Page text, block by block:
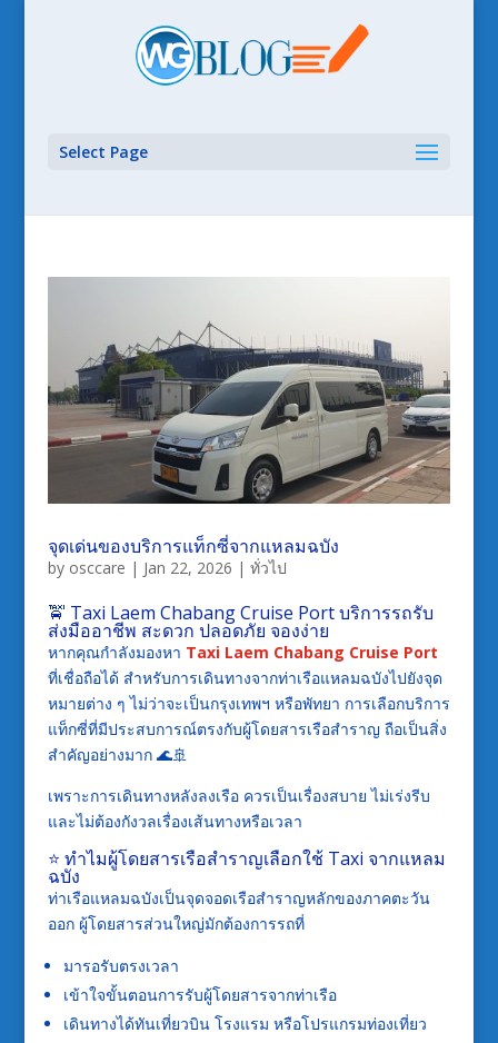
Select Page
จุดเด่นของบริการแท็กซี่จากแหลมฉบัง
by osccare | Jan 22, 2026 | ทั่วไป
🚖 Taxi Laem Chabang Cruise Port บริการรถรับ
ส่งมืออาชีพ สะดวก ปลอดภัย จองง่าย
หากคุณกำลังมองหา Taxi Laem Chabang Cruise Port
ที่เชื่อถือได้ สำหรับการเดินทางจากท่าเรือแหลมฉบังไปยังจุด
หมายต่าง ๆ ไม่ว่าจะเป็นกรุงเทพฯ หรือพัทยา การเลือกบริการ
แท็กซี่ที่มีประสบการณ์ตรงกับผู้โดยสารเรือสำราญ ถือเป็นสิ่ง
สำคัญอย่างมาก 🌊🚢
เพราะการเดินทางหลังลงเรือ ควรเป็นเรื่องสบาย ไม่เร่งรีบ
และไม่ต้องกังวลเรื่องเส้นทางหรือเวลา
⭐ ทำไมผู้โดยสารเรือสำราญเลือกใช้ Taxi จากแหลม
ฉบัง
ท่าเรือแหลมฉบังเป็นจุดจอดเรือสำราญหลักของภาคตะวัน
ออก ผู้โดยสารส่วนใหญ่มักต้องการรถที่
มารอรับตรงเวลา
เข้าใจขั้นตอนการรับผู้โดยสารจากท่าเรือ
เดินทางได้ทันเที่ยวบิน โรงแรม หรือโปรแกรมท่องเที่ยว